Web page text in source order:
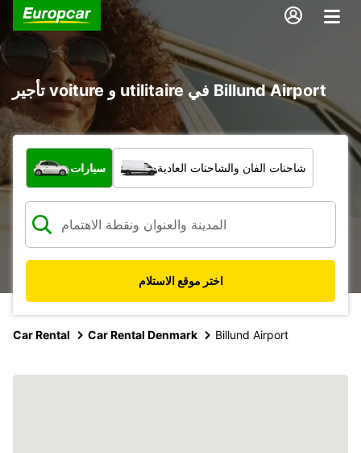
تأجير voiture و utilitaire في Billund Airport
ما نوع المركبة؟
سيارات شاحنات الفان والشاحنات العادية
اختر موقع الاستلام
Car Rental Car Rental Denmark Billund Airport